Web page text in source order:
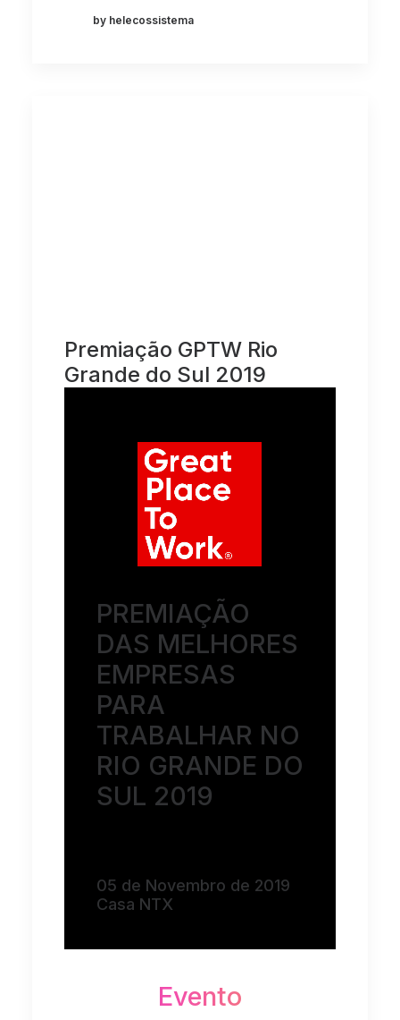
by helecossistema
Premiação GPTW Rio
Grande do Sul 2019
PREMIAÇÃO
DAS MELHORES
EMPRESAS
PARA
TRABALHAR NO
RIO GRANDE DO
SUL 2019
05 de Novembro de 2019
Casa NTX
Evento